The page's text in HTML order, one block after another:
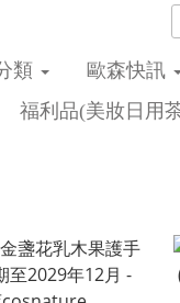
類 歐森快訊
福利品(美妝日用